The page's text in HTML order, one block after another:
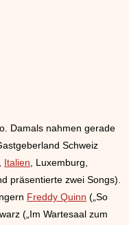
Damals nahmen gerade
Schweiz
Italien, Luxemburg,
präsentierte zwei Songs).
Freddy Quinn („So
(„Im Wartesaal zum